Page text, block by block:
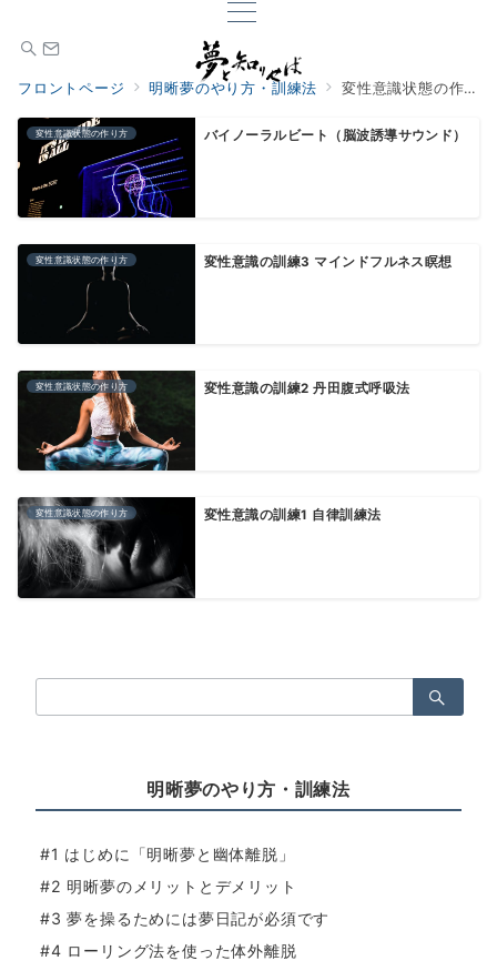
フロントページ 明晰夢のやり方・訓練法 変性意識状態の作り方
変性意識状態の作り方 バイノーラルビート（脳波誘導サウンド）
変性意識状態の作り方 変性意識の訓練3 マインドフルネス瞑想
変性意識状態の作り方 変性意識の訓練2 丹田腹式呼吸法
変性意識状態の作り方 変性意識の訓練1 自律訓練法
索：
明晰夢のやり方・訓練法
#1 はじめに「明晰夢と幽体離脱」
#2 明晰夢のメリットとデメリット
#3 夢を操るためには夢日記が必須です
#4 ローリング法を使った体外離脱